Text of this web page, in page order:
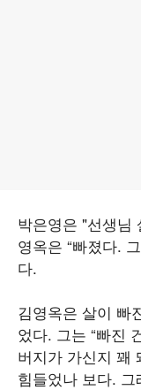
박은영은 "선생님
영옥은 “빠졌다.
다.
김영옥은 살이 빠
었다. 그는 “빠진
버지가 가신지 꽤
힘들었나 보다.